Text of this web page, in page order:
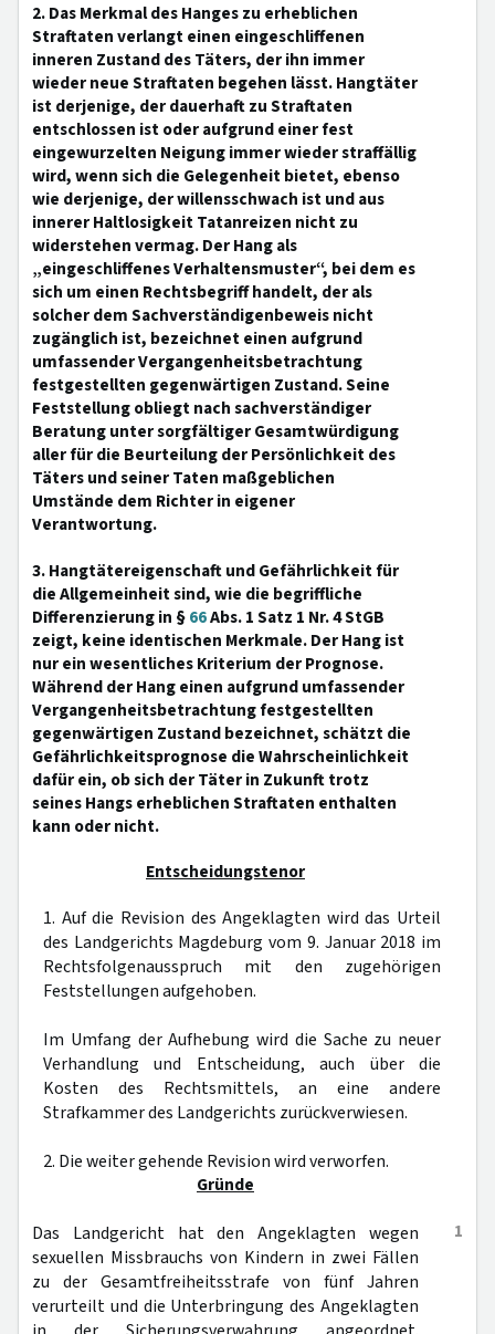
2. Das Merkmal des Hanges zu erheblichen
Straftaten verlangt einen eingeschliffenen
inneren Zustand des Täters, der ihn immer
wieder neue Straftaten begehen lässt. Hangtäter
ist derjenige, der dauerhaft zu Straftaten
entschlossen ist oder aufgrund einer fest
eingewurzelten Neigung immer wieder straffällig
wird, wenn sich die Gelegenheit bietet, ebenso
wie derjenige, der willensschwach ist und aus
innerer Haltlosigkeit Tatanreizen nicht zu
widerstehen vermag. Der Hang als
„eingeschliffenes Verhaltensmuster“, bei dem es
sich um einen Rechtsbegriff handelt, der als
solcher dem Sachverständigenbeweis nicht
zugänglich ist, bezeichnet einen aufgrund
umfassender Vergangenheitsbetrachtung
festgestellten gegenwärtigen Zustand. Seine
Feststellung obliegt nach sachverständiger
Beratung unter sorgfältiger Gesamtwürdigung
aller für die Beurteilung der Persönlichkeit des
Täters und seiner Taten maßgeblichen
Umstände dem Richter in eigener
Verantwortung.
3. Hangtätereigenschaft und Gefährlichkeit für
die Allgemeinheit sind, wie die begriffliche
Differenzierung in §66Abs. 1 Satz 1 Nr. 4 StGB
zeigt, keine identischen Merkmale. Der Hang ist
nur ein wesentliches Kriterium der Prognose.
Während der Hang einen aufgrund umfassender
Vergangenheitsbetrachtung festgestellten
gegenwärtigen Zustand bezeichnet, schätzt die
Gefährlichkeitsprognose die Wahrscheinlichkeit
dafür ein, ob sich der Täter in Zukunft trotz
seines Hangs erheblichen Straftaten enthalten
kann oder nicht.
Entscheidungstenor
1. Auf die Revision des Angeklagten wird das Urteil
des Landgerichts Magdeburg vom 9. Januar 2018 im
Rechtsfolgenausspruch mit den zugehörigen
Feststellungen aufgehoben.
Im Umfang der Aufhebung wird die Sache zu neuer
Verhandlung und Entscheidung, auch über die
Kosten des Rechtsmittels, an eine andere
Strafkammer des Landgerichts zurückverwiesen.
2. Die weiter gehende Revision wird verworfen.
Gründe
1
Das Landgericht hat den Angeklagten wegen
sexuellen Missbrauchs von Kindern in zwei Fällen
zu der Gesamtfreiheitsstrafe von fünf Jahren
verurteilt und die Unterbringung des Angeklagten